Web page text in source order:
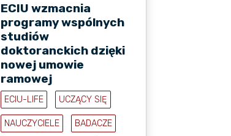
ECIU wzmacnia
programy wspólnych
studiów
doktoranckich dzięki
nowej umowie
ramowej
ECIU-LIFE UCZĄCY SIĘ
NAUCZYCIELE BADACZE